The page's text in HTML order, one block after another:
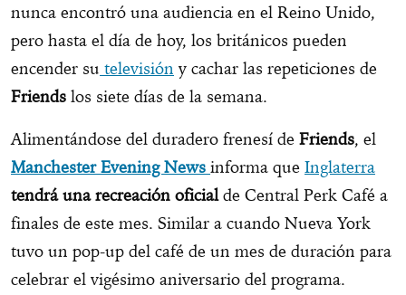
nunca encontró una audiencia en el Reino Unido,
pero hasta el día de hoy, los británicos pueden
encender su televisión y cachar las repeticiones de
Friends los siete días de la semana.
Alimentándose del duradero frenesí de Friends, el
Manchester Evening News informa que Inglaterra
tendrá una recreación oficialde Central Perk Café a
finales de este mes. Similar a cuando Nueva York
tuvo un pop-up del café de un mes de duración para
celebrar el vigésimo aniversario del programa.